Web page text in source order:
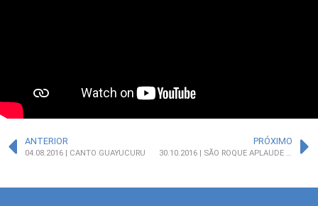
ANTERIOR
04.08.2016 | CANTO GUAYUCURU
PRÓXIMO
30.10.2016 | SÃO ROQUE APLAUDE 2016